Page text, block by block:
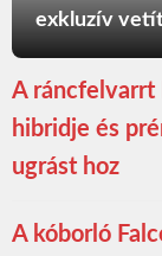
exkluzív
A ráncfelvarrt
hibridje és
ugrást hoz
A kóborló